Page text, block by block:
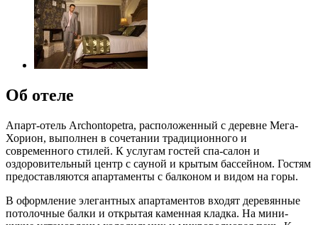
Об отеле
Апарт-отель Archontopetra, расположенный с деревне Мега-
Хорион, выполнен в сочетании традиционного и
современного стилей. К услугам гостей спа-салон и
оздоровительный центр с сауной и крытым бассейном. Гостям
предоставляются апартаменты с балконом и видом на горы.
В оформление элегантных апартаментов входят деревянные
потолочные балки и открытая каменная кладка. На мини-